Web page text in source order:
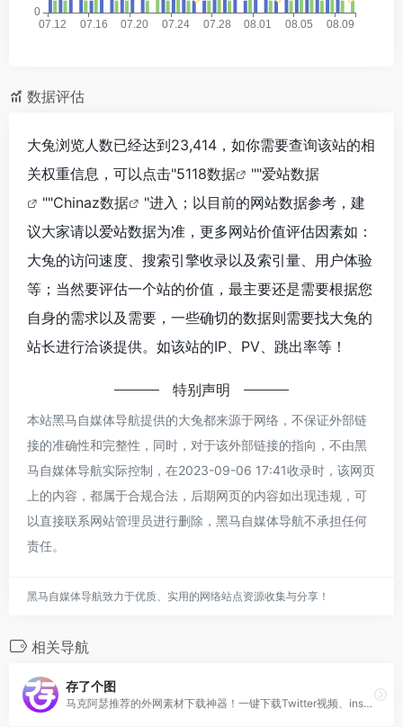
数据评估
大兔浏览人数已经达到23,414，如你需要查询该站的相
关权重信息，可以点击"5118数据 ""爱站数据
""Chinaz数据
"进入；以目前的网站数据参考，建
议大家请以爱站数据为准，更多网站价值评估因素如：
大兔的访问速度、搜索引擎收录以及索引量、用户体验
等；当然要评估一个站的价值，最主要还是需要根据您
自身的需求以及需要，一些确切的数据则需要找大兔的
站长进行洽谈提供。如该站的IP、PV、跳出率等！
特别声明
本站黑马自媒体导航提供的大兔都来源于网络，不保证外部链
接的准确性和完整性，同时，对于该外部链接的指向，不由黑
马自媒体导航实际控制，在2023-09-06 17:41收录时，该网页
上的内容，都属于合规合法，后期网页的内容如出现违规，可
以直接联系网站管理员进行删除，黑马自媒体导航不承担任何
责任。
黑马自媒体导航致力于优质、实用的网络站点资源收集与分享！
相关导航
存了个图
马克阿瑟推荐的外网素材下载神器！一键下载Twitter视频、ins视频和图片、youtube视频等等外网热门平台的素材到手机相册！